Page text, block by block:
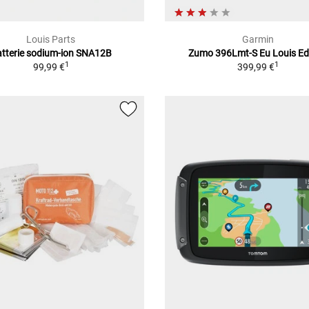
Louis Parts
sodium-ion SNA12B
99,99 €1
Garmin
Zumo 396Lmt-S Eu Louis
399,99 €1